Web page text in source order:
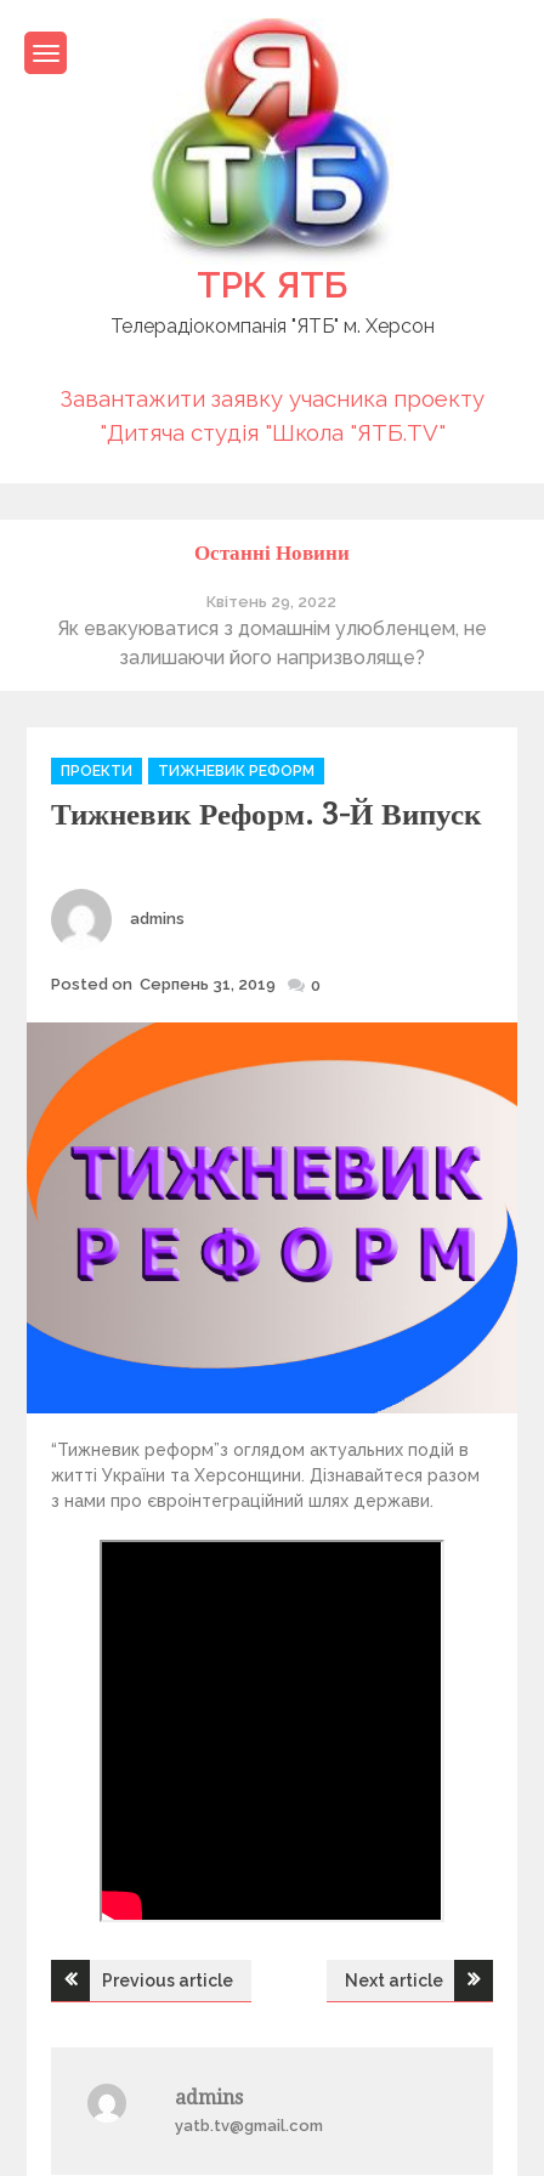
content
ТРК ЯТБ
Телерадіокомпанія "ЯТБ" м. Херсон
Завантажити заявку учасника проекту
"Дитяча студія "Школа "ЯТБ.TV"
Останні Новини
Квітень 29, 2022
Як евакуюватися з домашнім улюбленцем, не
залишаючи його напризволяще?
C
a
t
r
s
ПРОЕКТИ ТИЖНЕВИК РЕФОРМ
Тижневик Реформ. 3-Й Випуск
Author
admins
Posted
Posted on Серпень 31, 2019 0
“Тижневик реформ”з оглядом актуальних подій в
житті України та Херсонщини. Дізнавайтеся разом
з нами про євроінтеграційний шлях держави.
Н
Previous article Next article
admins
yatb.tv@gmail.com